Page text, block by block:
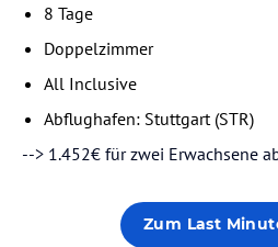
8 Tage
Doppelzimmer
All Inclusive
Abflughafen: Stuttgart (STR)
--> 1.452€ für zwei Erwachsene
Zum Last